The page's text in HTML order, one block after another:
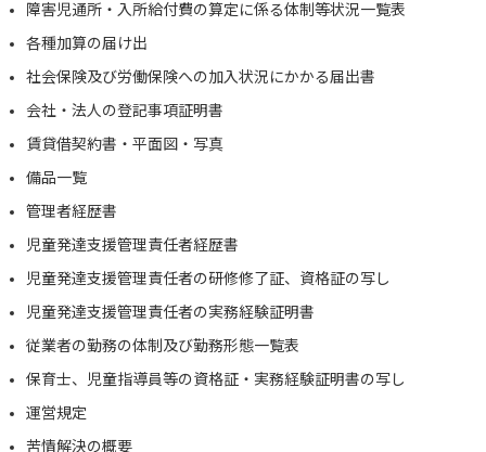
障害児通所・入所給付費の算定に係る体制等状況一覧表
各種加算の届け出
社会保険及び労働保険への加入状況にかかる届出書
会社・法人の登記事項証明書
賃貸借契約書・平面図・写真
備品一覧
管理者経歴書
児童発達支援管理責任者経歴書
児童発達支援管理責任者の研修修了証、資格証の写し
児童発達支援管理責任者の実務経験証明書
従業者の勤務の体制及び勤務形態一覧表
保育士、児童指導員等の資格証・実務経験証明書の写し
運営規定
苦情解決の概要